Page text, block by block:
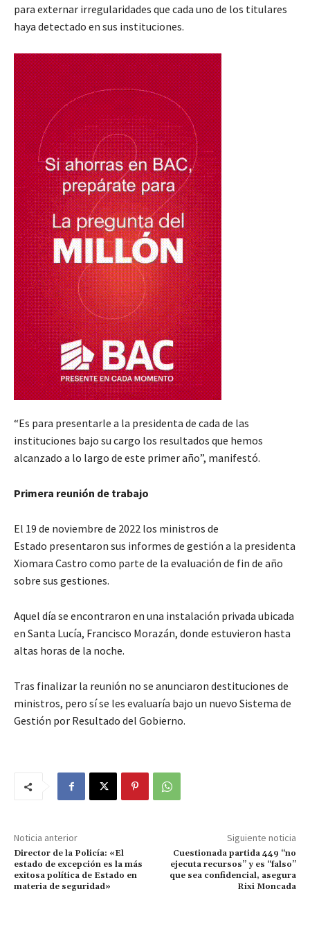
para externar irregularidades que cada uno de los titulares
haya detectado en sus instituciones.
“Es para presentarle a la presidenta de cada de las
instituciones bajo su cargo los resultados que hemos
alcanzado a lo largo de este primer año”, manifestó.
Primera reunión de trabajo
El 19 de noviembre de 2022 los ministros de
Estado presentaron sus informes de gestión a la presidenta
Xiomara Castro como parte de la evaluación de fin de año
sobre sus gestiones.
Aquel día se encontraron en una instalación privada ubicada
en Santa Lucía, Francisco Morazán, donde estuvieron hasta
altas horas de la noche.
Tras finalizar la reunión no se anunciaron destituciones de
ministros, pero sí se les evaluaría bajo un nuevo Sistema de
Gestión por Resultado del Gobierno.
Noticia anterior
Director de la Policía: «El
estado de excepción es la más
exitosa política de Estado en
materia de seguridad»
Siguiente noticia
Cuestionada partida 449 “no
ejecuta recursos” y es “falso”
que sea confidencial, asegura
Rixi Moncada